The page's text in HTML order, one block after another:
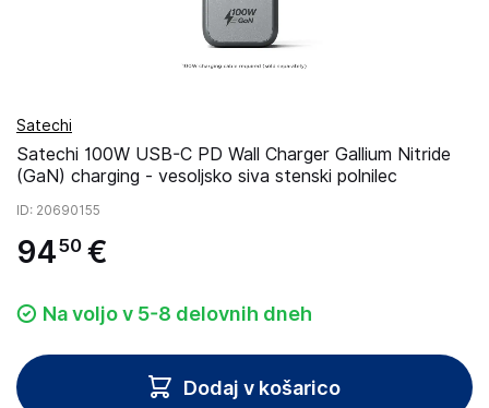
Satechi
Satechi 100W USB-C PD Wall Charger Gallium Nitride
(GaN) charging - vesoljsko siva stenski polnilec
ID: 20690155
9450 €
Na voljo v 5-8 delovnih dneh
Dodaj v košarico